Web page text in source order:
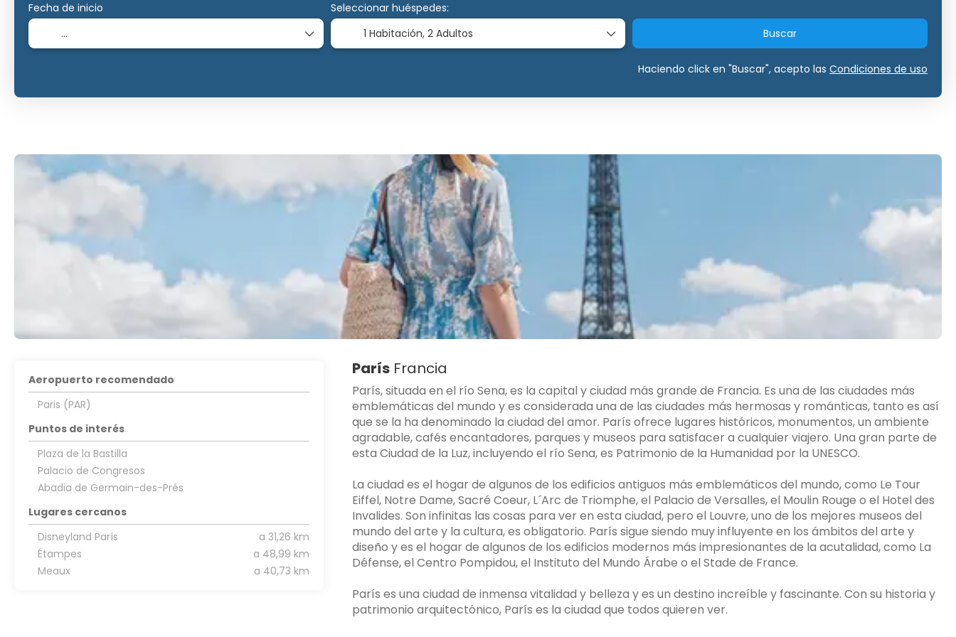
Fecha de inicio
Seleccionar huéspedes:
1 Habitación, 2 Adultos Buscar
Haciendo click en "Buscar", acepto las Condiciones de uso
ParísFrancia
París, situada en el río Sena, es la capital y ciudad más grande de Francia. Es una de las ciudades más
emblemáticas del mundo y es considerada una de las ciudades más hermosas y románticas, tanto es así
que se la ha denominado la ciudad del amor. París ofrece lugares históricos, monumentos, un ambiente
agradable, cafés encantadores, parques y museos para satisfacer a cualquier viajero. Una gran parte de
esta Ciudad de la Luz, incluyendo el río Sena, es Patrimonio de la Humanidad por la UNESCO.
La ciudad es el hogar de algunos de los edificios antiguos más emblemáticos del mundo, como Le Tour
Eiffel, Notre Dame, Sacré Coeur, L´Arc de Triomphe, el Palacio de Versalles, el Moulin Rouge o el Hotel des
Invalides. Son infinitas las cosas para ver en esta ciudad, pero el Louvre, uno de los mejores museos del
mundo del arte y la cultura, es obligatorio. París sigue siendo muy influyente en los ámbitos del arte y
diseño y es el hogar de algunos de los edificios modernos más impresionantes de la acutalidad, como La
Défense, el Centro Pompidou, el Instituto del Mundo Árabe o el Stade de France.
París es una ciudad de inmensa vitalidad y belleza y es un destino increíble y fascinante. Con su historia y
Aeropuerto recomendado
Paris (PAR)
Puntos de interés
Plaza de la Bastilla
Palacio de Congresos
Abadia de Germain-des-Prés
Lugares cercanos
Disneyland París
a 31,26 km
Étampes
a 48,99 km
Meaux
a 40,73 km